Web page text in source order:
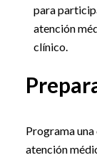
para
atención
clínico.
Programa
atención